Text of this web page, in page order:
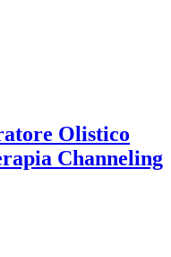
Olistico
Channeling